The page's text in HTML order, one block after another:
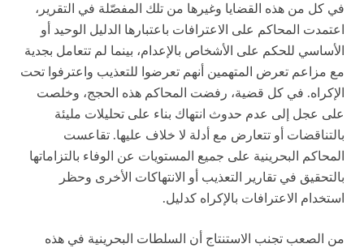
في كل من هذه القضايا وغيرها من تلك المفصّلة في التقرير،
اعتمدت المحاكم على الاعترافات باعتبارها الدليل الوحيد أو
الأساسي للحكم على الأشخاص بالإعدام، بينما لم تتعامل بجدية
مع مزاعم تعرض المتهمين أنهم تعرضوا للتعذيب واعترفوا تحت
الإكراه. في كل قضية، رفضت المحاكم هذه الحجج، وخلصت
على عجل إلى عدم حدوث انتهاك بناء على تحليلات مليئة
بالتناقضات أو تتعارض مع أدلة لا خلاف عليها. تقاعست
المحاكم البحرينية على جميع المستويات عن الوفاء بالتزاماتها
بالتحقيق في تقارير التعذيب أو الانتهاكات الأخرى وحظر
استخدام الاعترافات بالإكراه كدليل.
من الصعب تجنب الاستنتاج أن السلطات البحرينية في هذه